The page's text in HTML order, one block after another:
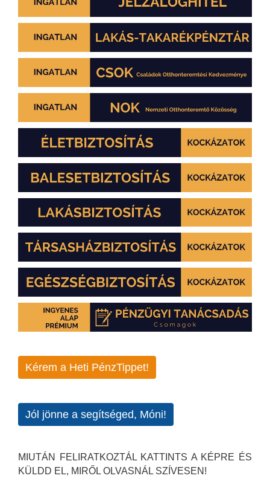
Kérem a Heti PénzTippet!
Jól jönne a segítséged, Móni!
MIUTÁN FELIRATKOZTÁL KATTINTS A KÉPRE ÉS
KÜLDD EL, MIRŐL OLVASNÁL SZÍVESEN!